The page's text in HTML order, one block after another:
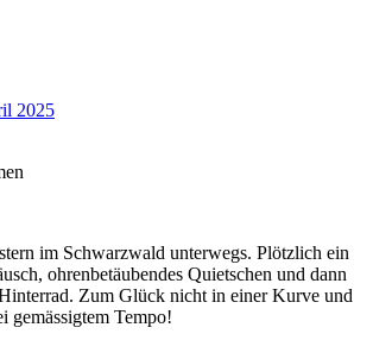
2025
im Schwarzwald unterwegs. Plötzlich ein
ohrenbetäubendes Quietschen und dann
Zum Glück nicht in einer Kurve und
gemässigtem Tempo!